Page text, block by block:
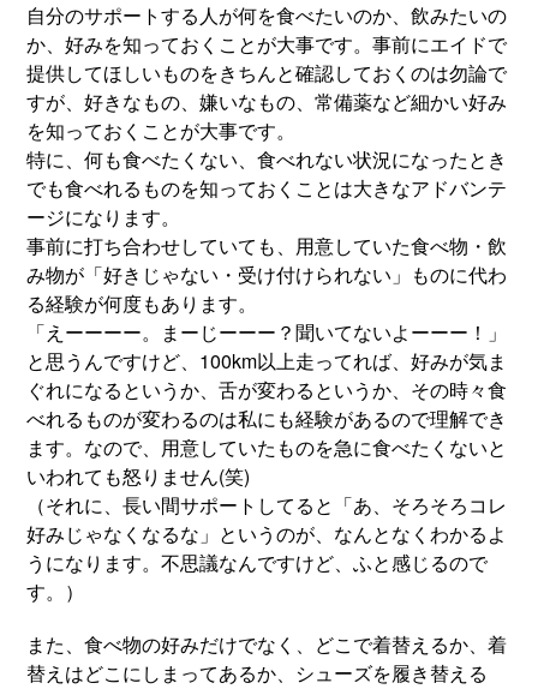
自分のサポートする人が何を食べたいのか、飲みたいの
か、好みを知っておくことが大事です。事前にエイドで
提供してほしいものをきちんと確認しておくのは勿論で
すが、好きなもの、嫌いなもの、常備薬など細かい好み
を知っておくことが大事です。
特に、何も食べたくない、食べれない状況になったとき
でも食べれるものを知っておくことは大きなアドバンテ
ージになります。
事前に打ち合わせしていても、用意していた食べ物・飲
み物が「好きじゃない・受け付けられない」ものに代わ
る経験が何度もあります。
「えーーーー。まーじーーー？聞いてないよーーー！」
と思うんですけど、100km以上走ってれば、好みが気ま
ぐれになるというか、舌が変わるというか、その時々食
べれるものが変わるのは私にも経験があるので理解でき
ます。なので、用意していたものを急に食べたくないと
いわれても怒りません(笑)
（それに、長い間サポートしてると「あ、そろそろコレ
好みじゃなくなるな」というのが、なんとなくわかるよ
うになります。不思議なんですけど、ふと感じるので
す。）
また、食べ物の好みだけでなく、どこで着替えるか、着
替えはどこにしまってあるか、シューズを履き替える